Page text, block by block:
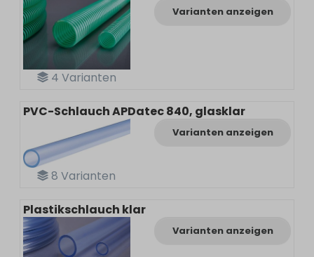
4 Varianten
Varianten anzeigen
8 Varianten
PVC-Schlauch APDatec 840, glasklar
Varianten anzeigen
Plastikschlauch klar
Varianten anzeigen